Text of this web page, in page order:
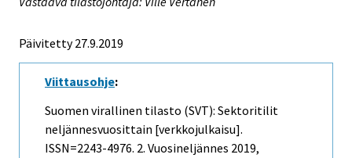
Päivitetty 27.9.2019
Viittausohje:
Suomen virallinen tilasto (SVT): Sektoritilit
neljännesvuosittain [verkkojulkaisu].
ISSN=2243-4976. 2. Vuosineljännes 2019,